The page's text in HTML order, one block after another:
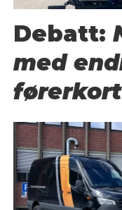
Debatt:
med